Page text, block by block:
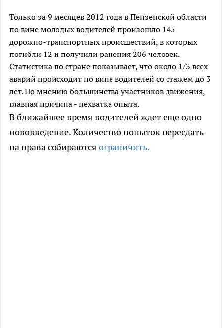
Только за 9 месяцев 2012 года в Пензенской области
по вине молодых водителей произошло 145
дорожно-транспортных происшествий, в которых
погибли 12 и получили ранения 206 человек.
Статистика по стране показывает, что около 1/3 всех
аварий происходит по вине водителей со стажем до 3
лет. По мнению большинства участников движения,
главная причина - нехватка опыта.
В ближайшее время водителей ждет еще одно
нововведение. Количество попыток пересдать
на права собираются ограничить.